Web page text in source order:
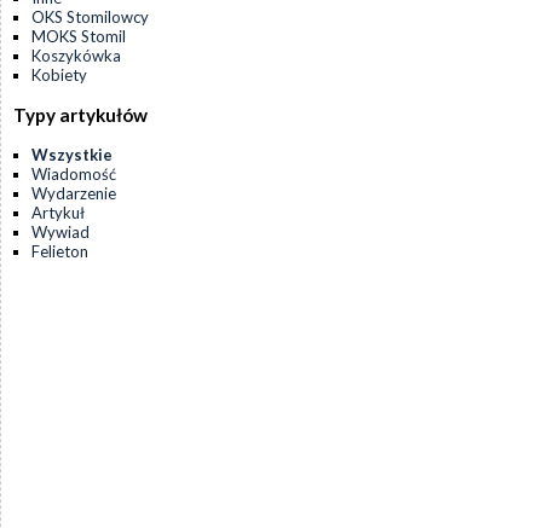
OKS Stomilowcy
MOKS Stomil
Koszykówka
Kobiety
Typy artykułów
Wszystkie
Wiadomość
Wydarzenie
Artykuł
Wywiad
Felieton